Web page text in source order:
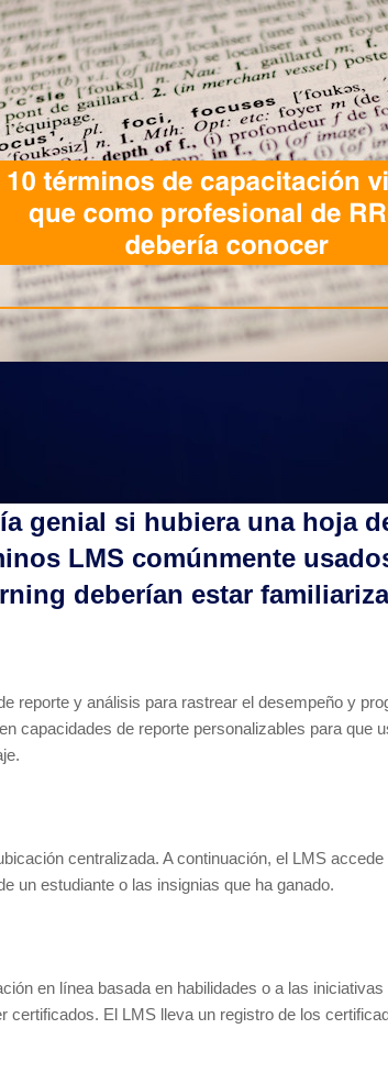
términos utilizados en los
para los
de Gestión de
genial si hubiera una hoja
LMS comúnmente
deberían estar
reporte y análisis para rastrear el desempeño y
capacidades de reporte personalizables para que
centralizada. A continuación, el LMS
un estudiante o las insignias que ha ganado.
en línea basada en habilidades o a las
El LMS lleva un registro de los